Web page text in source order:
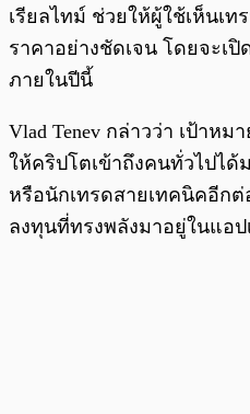
เรียลไทม์ ช่วยให้ผู้ใช้เห็นเ
ราคาอย่างชัดเจน โดยจะเ
ภายในปีนี้
Vlad Tenev กล่าวว่า เป้าหม
ให้คริปโตเข้าถึงคนทั่วไปไ
หรือนักเทรดสายเทคนิคอีกต่
ลงทุนที่ทรงพลังมาอยู่ในแอป